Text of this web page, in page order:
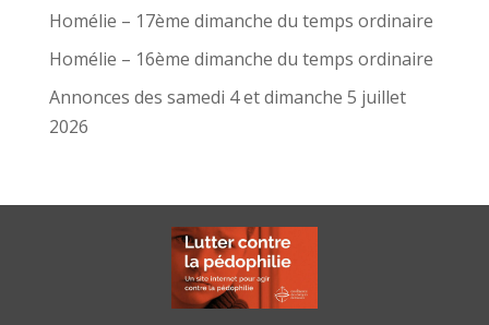
Homélie – 17ème dimanche du temps ordinaire
Homélie – 16ème dimanche du temps ordinaire
Annonces des samedi 4 et dimanche 5 juillet
2026